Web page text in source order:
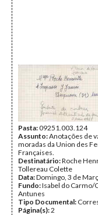
Pasta:09251.003.124
Assunto:Anotações de
moradas da Union des
Françaises.
Destinatário:Roche
Tollereau Colette
Data:Domingo, 3 de
Fundo:Isabel do Carmo/
Antunes
Tipo Documental:
Página(s):2